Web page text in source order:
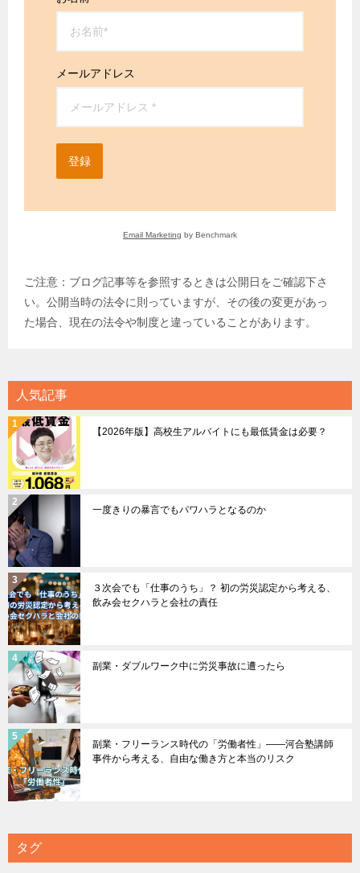
メールアドレス
登録
Email Marketing by Benchmark
ご注意：ブログ記事等を参照するときは公開日をご確認下さ
い。公開当時の法令に則っていますが、その後の変更があっ
た場合、現在の法令や制度と違っていることがあります。
人気記事
【2026年版】高校生アルバイトにも最低賃金は必要？
一度きりの暴言でもパワハラとなるのか
３次会でも「仕事のうち」？ 初の労災認定から考える、
飲み会セクハラと会社の責任
副業・ダブルワーク中に労災事故に遭ったら
副業・フリーランス時代の「労働者性」――河合塾講師
事件から考える、自由な働き方と本当のリスク
タグ